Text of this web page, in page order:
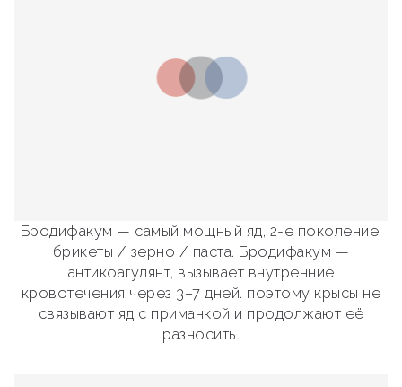
Бродифакум — самый мощный яд, 2-е поколение,
брикеты / зерно / паста. Бродифакум —
антикоагулянт, вызывает внутренние
кровотечения через 3–7 дней. поэтому крысы не
связывают яд с приманкой и продолжают её
разносить.